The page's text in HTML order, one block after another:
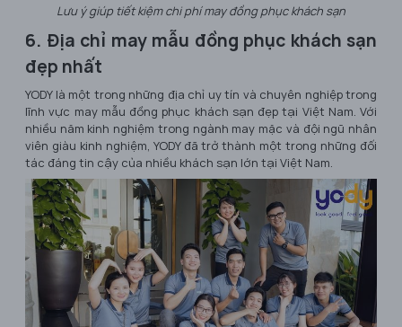
Lưu ý giúp tiết kiệm chi phí may đồng phục khách sạn
6. Địa chỉ may mẫu đồng phục khách sạn
đẹp nhất
YODY là một trong những địa chỉ uy tín và chuyên nghiệp trong
lĩnh vực may mẫu đồng phục khách sạn đẹp tại Việt Nam. Với
nhiều năm kinh nghiệm trong ngành may mặc và đội ngũ nhân
viên giàu kinh nghiệm, YODY đã trở thành một trong những đối
tác đáng tin cậy của nhiều khách sạn lớn tại Việt Nam.